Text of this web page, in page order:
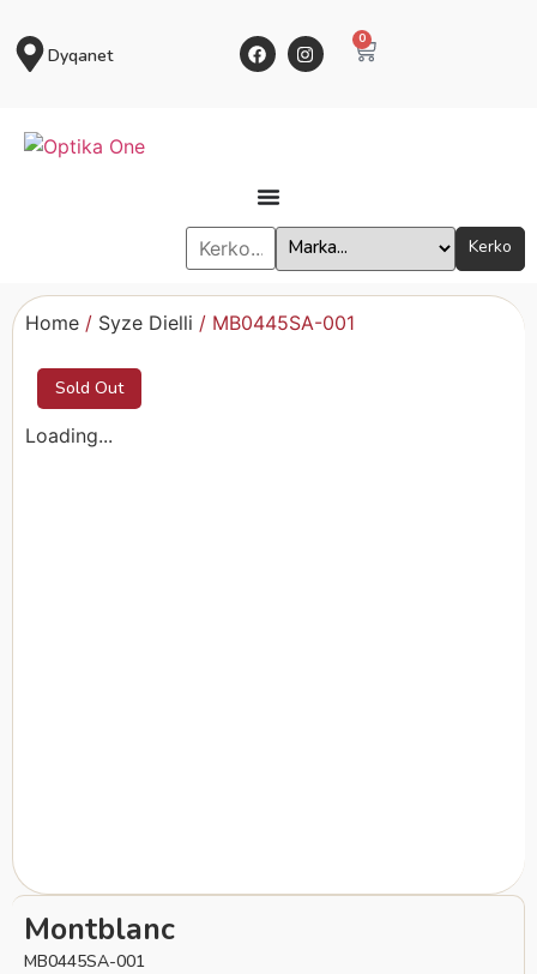
Dyqanet
0
Kerko
Home / Syze Dielli / MB0445SA-001
Sold Out
Loading...
Montblanc
MB0445SA-001